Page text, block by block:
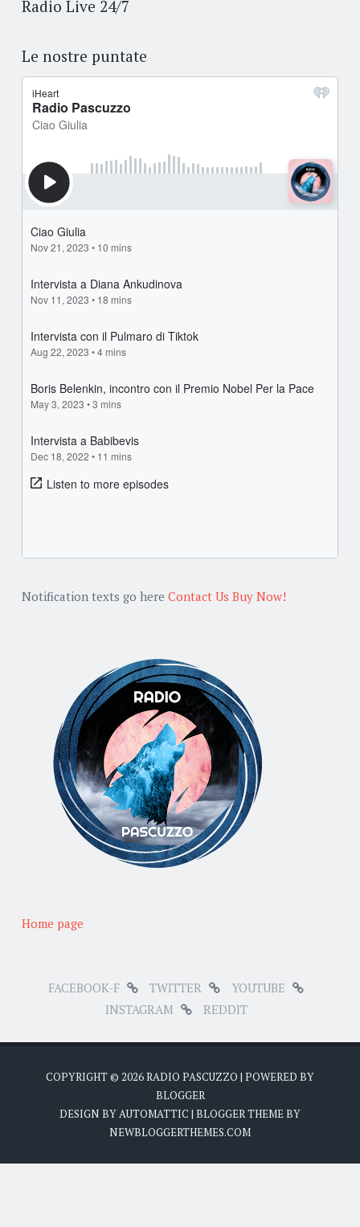
Radio Live 24/7
Le nostre puntate
Notification texts go here Contact Us Buy Now!
Home page
FACEBOOK-F TWITTER
YOUTUBE
INSTAGRAM
REDDIT
COPYRIGHT © 2026RADIO PASCUZZO | POWERED BY
BLOGGER
DESIGN BY AUTOMATTIC | BLOGGER THEME BY
NEWBLOGGERTHEMES.COM